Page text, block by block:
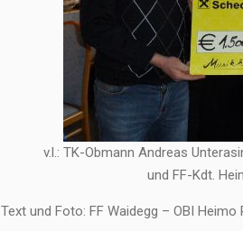
v.l.: TK-Obmann Andreas
und FF-Kdt.
Text und Foto: FF Waidegg – OBI Heimo